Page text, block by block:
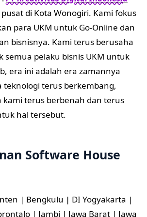
di Kota Wonogiri. Kami fokus
para UKM untuk Go-Online dan
bisnisnya. Kami terus berusaha
semua pelaku bisnis UKM untuk
era ini adalah era zamannya
teknologi terus berkembang,
kami terus berbenah dan terus
hal tersebut.
Software House
| Bengkulu | DI Yogyakarta |
| Jambi | Jawa Barat | Jawa